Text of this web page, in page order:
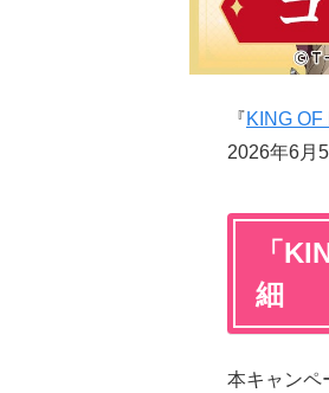
『KING OF
2026年6月
「
細
本キャンペ